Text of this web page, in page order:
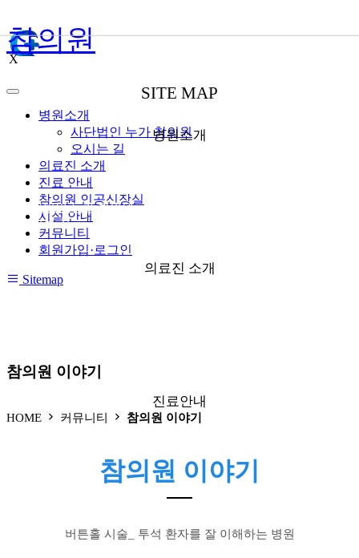
참의원
병원소개
사단법인 누가 참의원
오시는 길
의료진 소개
진료 안내
참의원 인공신장실
시설 안내
커뮤니티
회원가입·로그인
Sitemap
X
SITE MAP
병원소개
● 사단법인 누가 참의원
● 오시는 길
의료진 소개
진료안내
● 진료시간
참의원 이야기
HOME 커뮤니티 참의원 이야기
참의원 이야기
버튼홀 시술_ 투석 환자를 잘 이해하는 병원